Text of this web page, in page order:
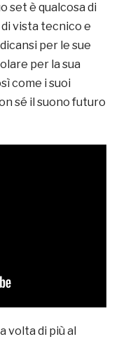
set è qualcosa di
vista tecnico e
per le sue
per la sua
come i suoi
sé il suono futuro
volta di più al